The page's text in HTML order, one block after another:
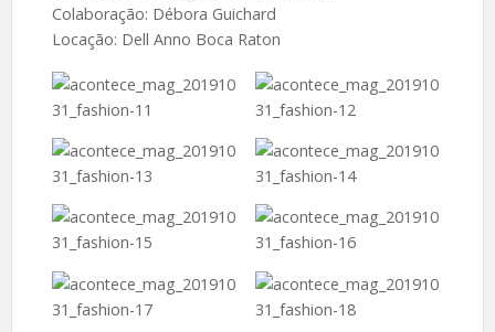
Colaboração: Débora Guichard
Locação: Dell Anno Boca Raton